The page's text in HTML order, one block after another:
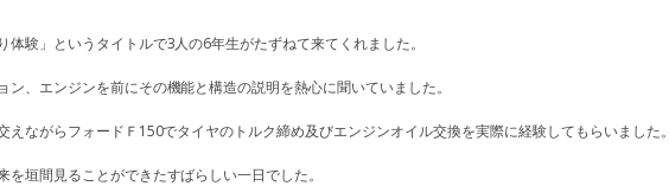
験」というタイトルで3人の6年生がたずねて来てくれました。
、エンジンを前にその機能と構造の説明を熱心に聞いていました。
ながらフォードＦ150でタイヤのトルク締め及びエンジンオイル交換を実際に経験してもらいました。
垣間見ることができたすばらしい一日でした。